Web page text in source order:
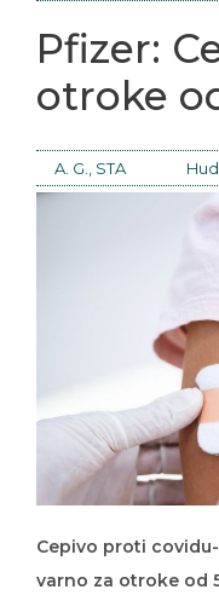
Pfizer:
otroke
A. G., STA
Cepivo proti
varno za otroke od